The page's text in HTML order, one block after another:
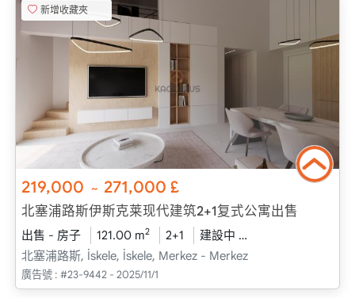
新增收藏夾
219,000 ~ 271,000 £
北塞浦路斯伊斯克莱现代建筑2+1复式公寓出售
出售 - 房子 121.00 m2 2+1 建設中
北塞浦路斯, İskele, İskele, Merkez - Merkez
廣告號 : #23-9442 - 2025/11/1